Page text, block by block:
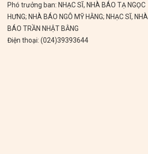
Phó trưởng ban: NHẠC SĨ, NHÀ BÁO TẠ NGỌC
HƯNG; NHÀ BÁO NGÔ MỸ HẰNG; NHẠC SĨ, NHÀ
BÁO TRẦN NHẬT BẰNG
Điện thoại: (024)39393644